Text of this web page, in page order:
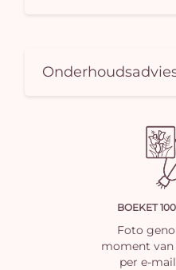
BOEKET
Foto
moment van
per e-